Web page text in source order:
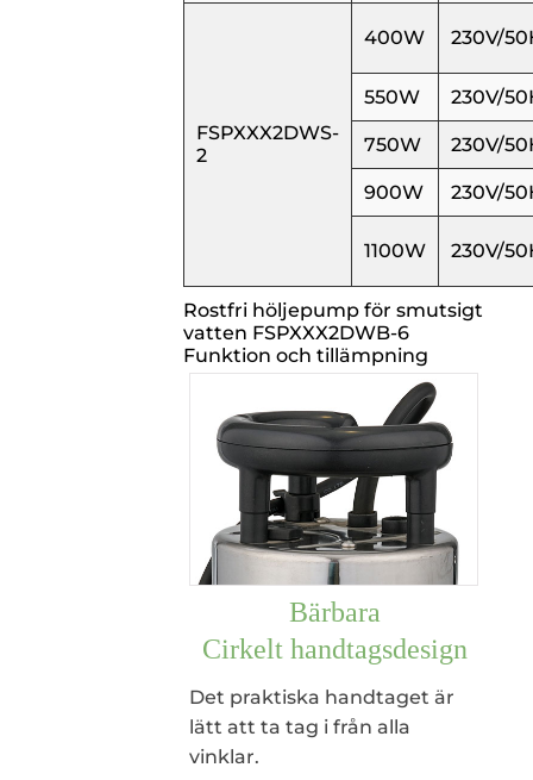
FSPXXX2DWS-
2
400W 230V/
550W 230V/
750W 230V/
900W 230V/
1100W 230V/
Rostfri höljepump för smutsigt
vatten FSPXXX2DWB-6
Funktion och tillämpning
Bärbara
Cirkelt handtagsdesign
Det praktiska handtaget är
lätt att ta tag i från alla
vinklar.